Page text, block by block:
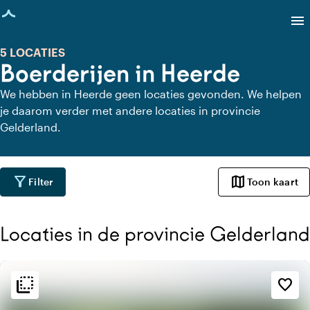
geladen
menu
Boerderijen in Heerde
5 LOCATIES
We hebben in Heerde geen locaties gevonden. We helpen
je daarom verder met andere locaties in provincie
Gelderland.
filter_alt Filter map Toon kaart
Locaties in de provincie Gelderland
flip_to_back favorite_border
flip_to_back Sfeer en esthetiek
home
Huiselijk